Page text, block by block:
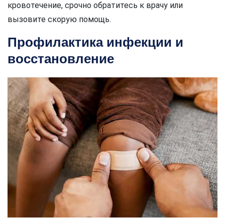
кровотечение, срочно обратитесь к врачу или
вызовите скорую помощь.
Профилактика инфекции и
восстановление